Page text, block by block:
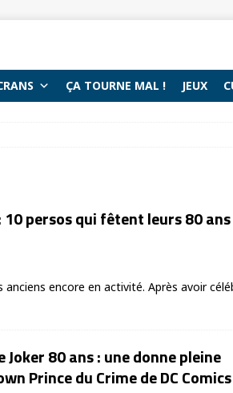
ÇA TOURNE MAL ! JEUX
10 persos qui fêtent leurs 80
anciens encore en activité. Après avoir
80 ans : une donne pleine
Prince du Crime de DC